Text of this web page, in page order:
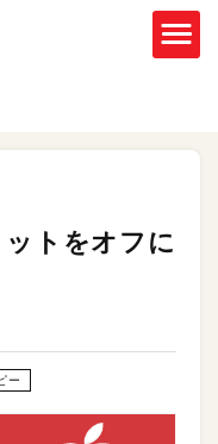
トをオフに
ー